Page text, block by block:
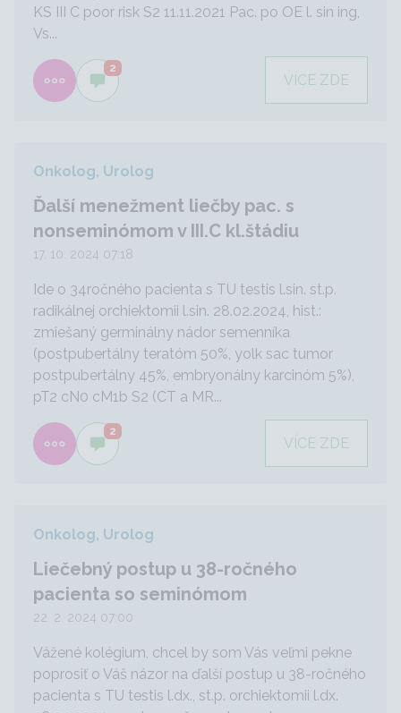
KS III C poor risk S2 11.11.2021 Pac. po OE l. sin ing,
Vs...
2
VÍCE ZDE
Onkolog, Urolog
Ďalší menežment liečby pac. s
nonseminómom v III.C kl.štádiu
17. 10. 2024 07:18
Ide o 34ročného pacienta s TU testis l.sin. st.p.
radikálnej orchiektomii l.sin. 28.02.2024, hist.:
zmiešaný germinálny nádor semenníka
(postpubertálny teratóm 50%, yolk sac tumor
postpubertálny 45%, embryonálny karcinóm 5%),
pT2 cN0 cM1b S2 (CT a MR...
2
VÍCE ZDE
Onkolog, Urolog
Liečebný postup u 38-ročného
pacienta so seminómom
22. 2. 2024 07:00
Vážené kolégium, chcel by som Vás veľmi pekne
poprosiť o Váš názor na ďalší postup u 38-ročného
pacienta s TU testis l.dx., st.p. orchiektomii l.dx.